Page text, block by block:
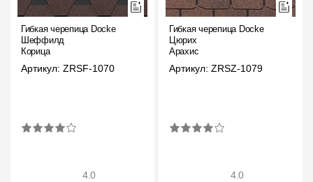
Гибкая черепица Docke
Шеффилд
Корица
Артикул: ZRSF-1070
4.0
Гибкая черепица Docke
Цюрих
Арахис
Артикул: ZRSZ-1079
4.0